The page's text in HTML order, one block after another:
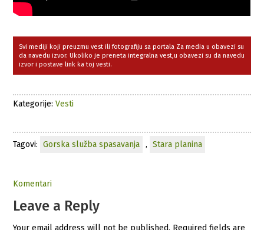
Svi mediji koji preuzmu vest ili fotografiju sa portala Za media u obavezi su
da navedu izvor. Ukoliko je preneta integralna vest,u obavezi su da navedu
izvor i postave link ka toj vesti.
Kategorije:Vesti
Tagovi: Gorska služba spasavanja , Stara planina
Komentari
Leave a Reply